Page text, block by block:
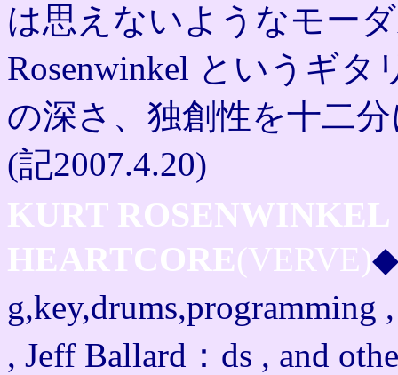
は思えないようなモー
Rosenwinkel というギ
の深さ、独創性を十二
(記2007.4.20)
KURT ROSENWINKEL
HEARTCORE(VERVE)
g,key,drums,programming
, Jeff Ballard：ds , and